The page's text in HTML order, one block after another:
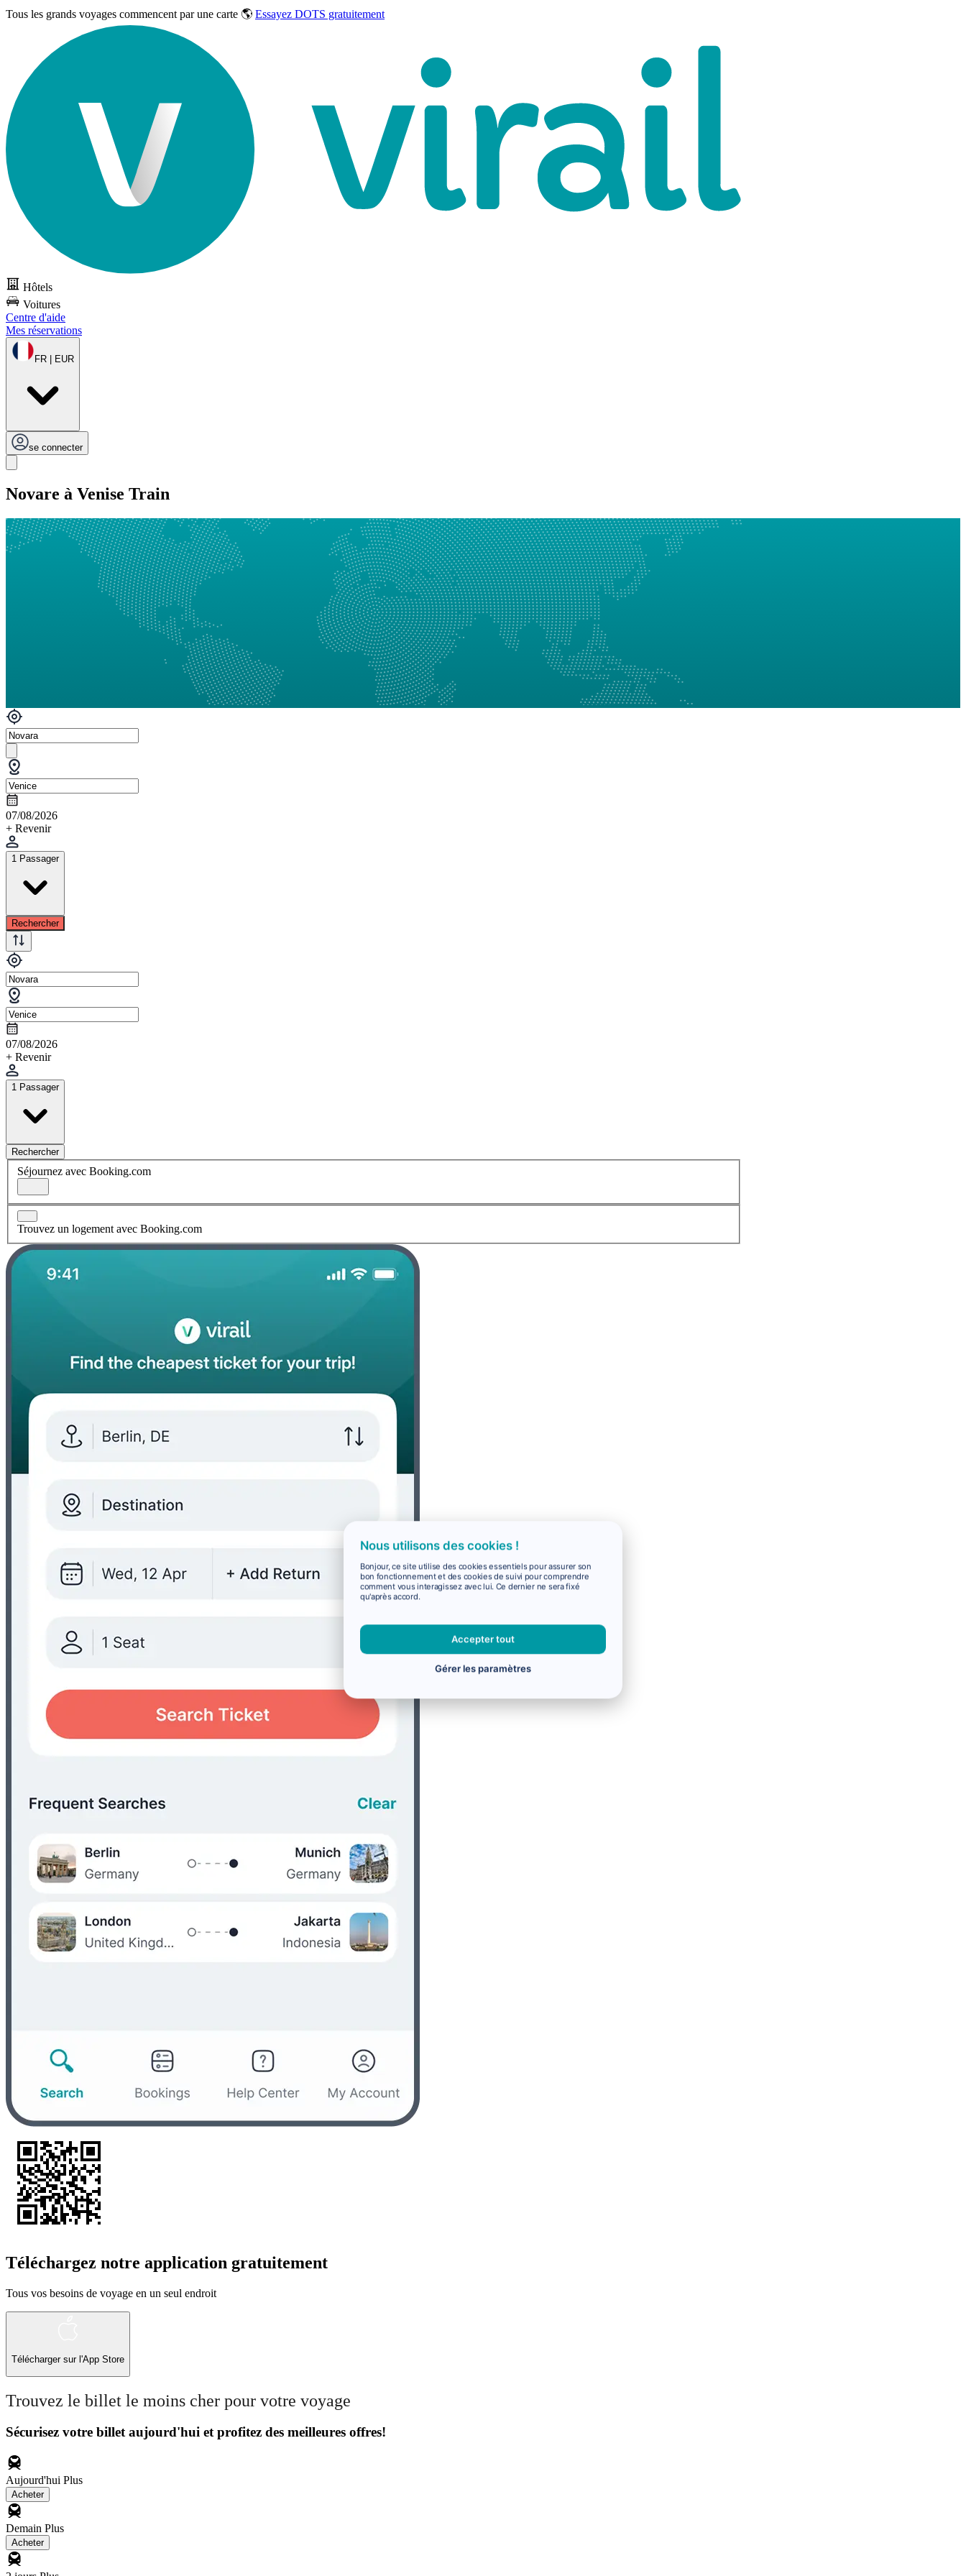
Tous les grands voyages commencent par une carte 🌎 Essayez DOTS gratuitement
Hôtels
Voitures
Centre d'aide
Mes réservations
FR | EUR
se connecter
Novare à Venise Train
07/08/2026
+ Revenir
1 Passager
Rechercher
07/08/2026
+ Revenir
1 Passager
Rechercher
Séjournez avec Booking.com
Trouvez un logement avec Booking.com
Téléchargez notre application gratuitement
Tous vos besoins de voyage en un seul endroit
Télécharger sur l'App Store
Trouvez le billet le moins cher pour votre voyage
Sécurisez votre billet aujourd'hui et profitez des meilleures offres!
Aujourd'hui Plus
Acheter
Demain Plus
Acheter
Nous utilisons des cookies !
Bonjour, ce site utilise des cookies essentiels pour assurer son
bon fonctionnement et des cookies de suivi pour comprendre
comment vous interagissez avec lui. Ce dernier ne sera fixé
qu'après accord.
Accepter tout
Gérer les paramètres